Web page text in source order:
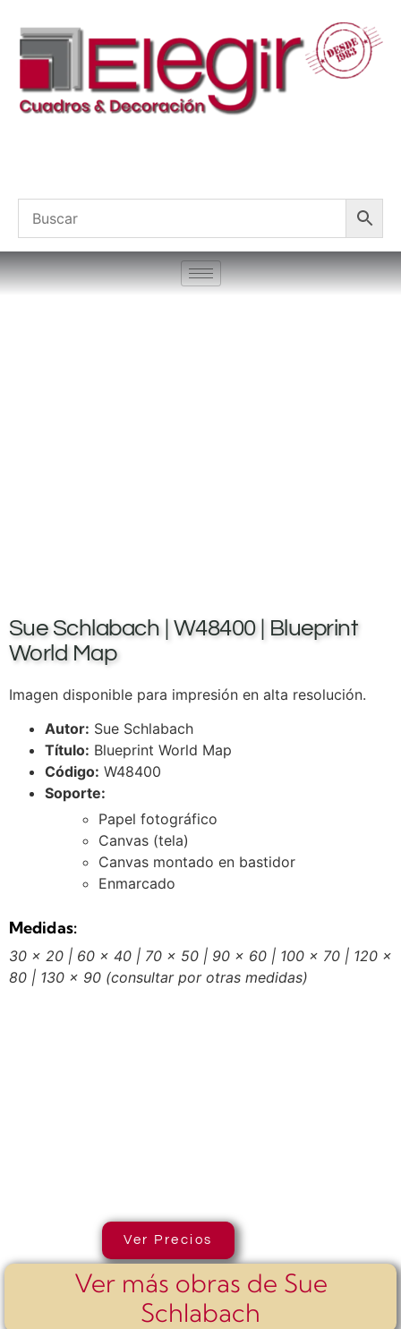
Sue Schlabach | W48400 | Blueprint
World Map
Imagen disponible para impresión en alta resolución.
Autor: Sue Schlabach
Título: Blueprint World Map
Código: W48400
Soporte:
Papel fotográfico
Canvas (tela)
Canvas montado en bastidor
Enmarcado
Medidas:
30 x 20 | 60 x 40 | 70 x 50 | 90 x 60 | 100 x 70 | 120 x
80 | 130 x 90 (consultar por otras medidas)
Ver Precios
Ver más obras de Sue
Schlabach